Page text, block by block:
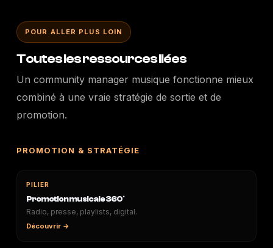
POUR ALLER PLUS LOIN
Toutes les ressources liées
Un community manager musique fonctionne mieux
combiné à une vraie stratégie de sortie et de
promotion.
PROMOTION & STRATÉGIE
PILIER
Promotion musicale 360°
Radio, presse, playlists, digital.
Découvrir →